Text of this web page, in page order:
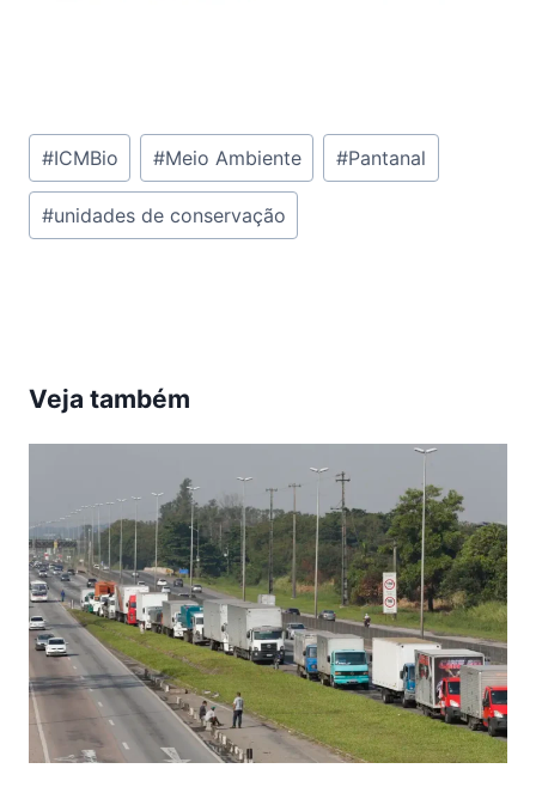
Tags
do
Post:
#ICMBio #Meio Ambiente #Pantanal
#unidades de conservação
Veja também